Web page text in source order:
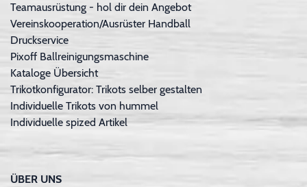
Teamausrüstung - hol dir dein Angebot
Vereinskooperation/Ausrüster Handball
Druckservice
Pixoff Ballreinigungsmaschine
Kataloge Übersicht
Trikotkonfigurator: Trikots selber gestalten
Individuelle Trikots von hummel
Individuelle spized Artikel
ÜBER UNS